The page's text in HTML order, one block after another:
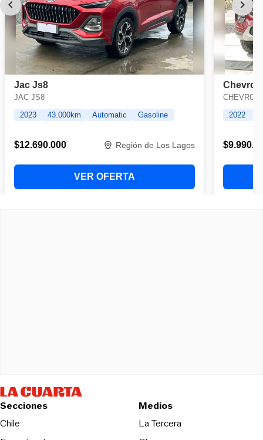
Secciones
Chile
Medios
La TerceraOpens in new